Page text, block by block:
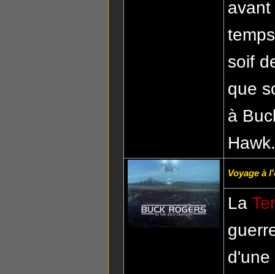
avant
soif
que
à
Hawk.
Voyage à
La